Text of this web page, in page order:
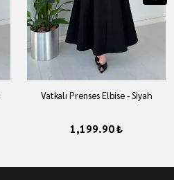
Vatkalı Prenses Elbise - Siyah
1,199.90 ₺